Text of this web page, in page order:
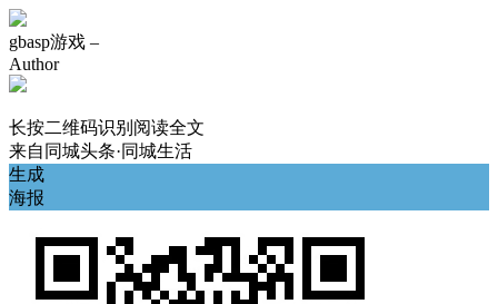
gbasp游戏 –
Author
长按二维码识别阅读全文
来自 同城头条·同城生活
生成
海报